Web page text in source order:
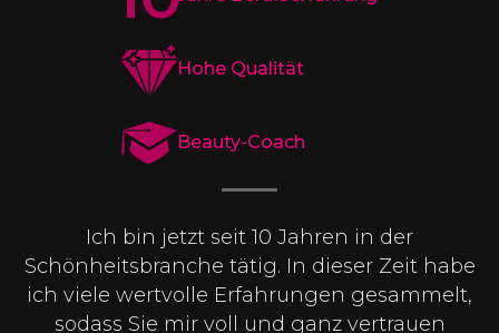
Hohe Qualität
Beauty-Coach
Ich bin jetzt seit 10 Jahren in der
Schönheitsbranche tätig. In dieser Zeit habe
ich viele wertvolle Erfahrungen gesammelt,
sodass Sie mir voll und ganz vertrauen